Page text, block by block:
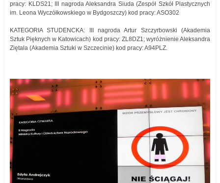
pracy: KLDS21; III nagroda Aleksandra Siuda (Zespół Szkół Plastycznych
im. Leona Wyczółkowskiego w Bydgoszczy) kod pracy: ASO302
KATEGORIA STUDENCKA: III nagroda Artur Szczyrbowski (Akademia
Sztuk Pięknych w Katowicach) kod pracy: ZL8DZ1; wyróżnienie Aleksandra
Ziętala (Akademia Sztuki w Szczecinie) kod pracy: A94PLZ.